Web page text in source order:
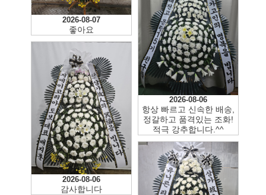
2026-08-07
좋아요
2026-08-07
배송도 빠르고 화환도 맘에
듭니다
2026-08-06
항상 빠르고 신속한 배송,
정갈하고 품격있는 조화!
적극 강추합니다.^^
2026-08-06
감사합니다